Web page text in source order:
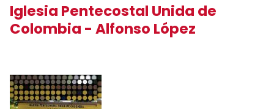
Iglesia Pentecostal Unida de
Colombia - Alfonso López